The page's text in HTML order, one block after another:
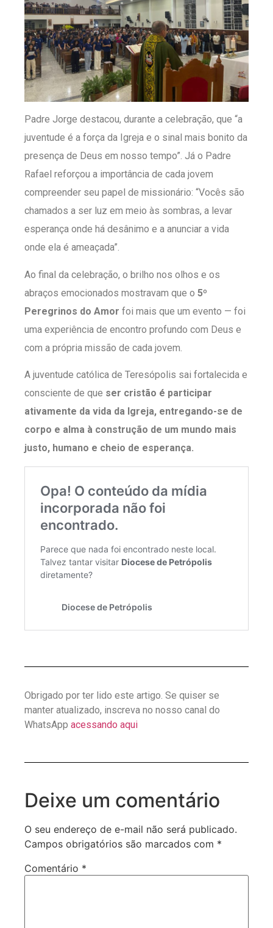
Padre Jorge destacou, durante a celebração, que “a
juventude é a força da Igreja e o sinal mais bonito da
presença de Deus em nosso tempo”. Já o Padre
Rafael reforçou a importância de cada jovem
compreender seu papel de missionário: “Vocês são
chamados a ser luz em meio às sombras, a levar
esperança onde há desânimo e a anunciar a vida
onde ela é ameaçada”.
Ao final da celebração, o brilho nos olhos e os
abraços emocionados mostravam que o 5º
Peregrinos do Amor foi mais que um evento — foi
uma experiência de encontro profundo com Deus e
com a própria missão de cada jovem.
A juventude católica de Teresópolis sai fortalecida e
consciente de que ser cristão é participar
ativamente da vida da Igreja, entregando-se de
corpo e alma à construção de um mundo mais
justo, humano e cheio de esperança.
Obrigado por ter lido este artigo. Se quiser se
manter atualizado, inscreva no nosso canal do
WhatsApp acessando aqui
Deixe um comentário
O seu endereço de e-mail não será publicado.
Campos obrigatórios são marcados com *
Comentário *